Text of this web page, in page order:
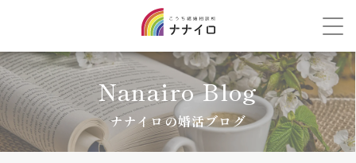
Nanairo Blog
ナナイロの婚活ブログ